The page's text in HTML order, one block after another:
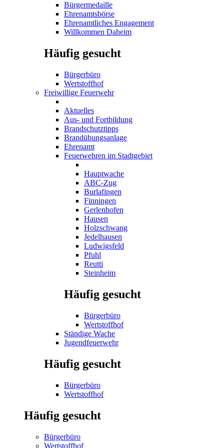
Bürgermedaille
Ehrenamtsbörse
Ehrenamtliches Engagement
Willkommen Daheim
Häufig gesucht
Bürgerbüro
Wertstoffhof
Freiwillige Feuerwehr
Aktuelles
Aus- und Fortbildung
Brandschutztipps
Brandübungsanlage
Ehrenamt
Feuerwehren im Stadtgebiet
Hauptwache
ABC-Zug
Burlafingen
Finningen
Gerlenhofen
Hausen
Holzschwang
Jedelhausen
Ludwigsfeld
Pfuhl
Reutti
Steinheim
Häufig gesucht
Bürgerbüro
Wertstoffhof
Ständige Wache
Jugendfeuerwehr
Häufig gesucht
Bürgerbüro
Wertstoffhof
Häufig gesucht
Bürgerbüro
Wertstoffhof